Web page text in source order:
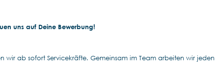
uns auf Deine Bewerbung!
wir ab sofort Servicekräfte. Gemeinsam im Team arbeiten wir jeden